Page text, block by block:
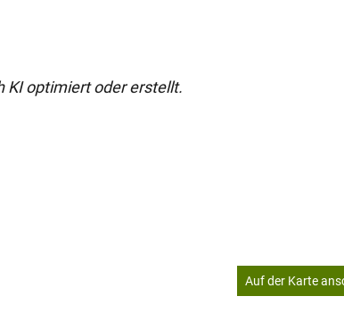
KI optimiert oder erstellt.
Auf der Karte